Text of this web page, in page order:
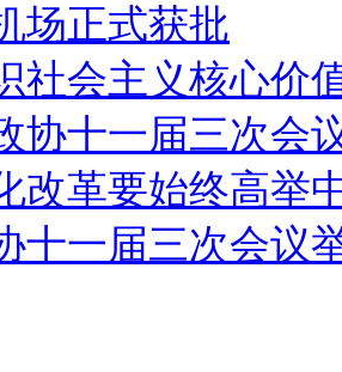
场正式获批
社会主义核心价
协十一届三次会
改革要始终高举
十一届三次会议